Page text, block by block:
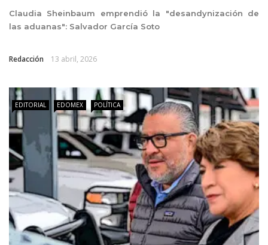
Claudia Sheinbaum emprendió la "desandynización de
las aduanas": Salvador García Soto
Redacción 13 abril, 2026
EDITORIAL EDOMEX POLÍTICA